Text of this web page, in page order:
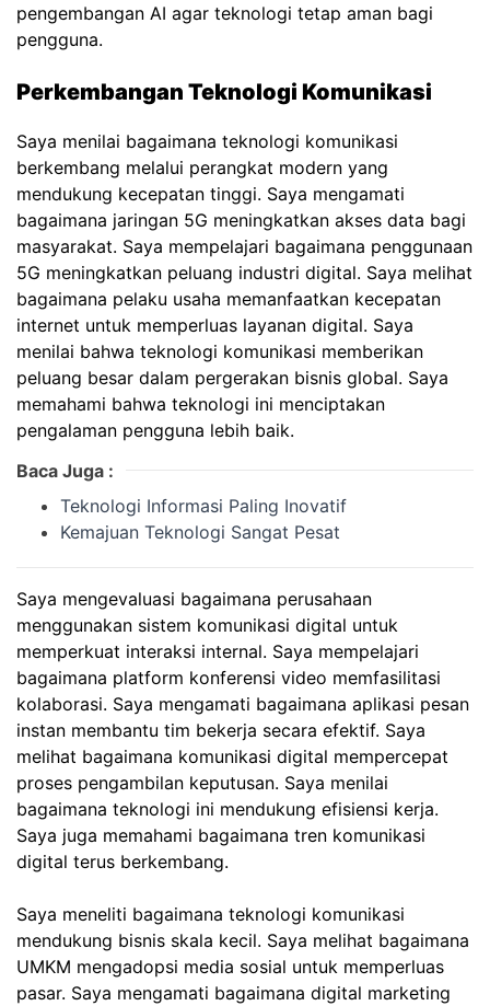
pengembangan AI agar teknologi tetap aman bagi
pengguna.
Perkembangan Teknologi Komunikasi
Saya menilai bagaimana teknologi komunikasi
berkembang melalui perangkat modern yang
mendukung kecepatan tinggi. Saya mengamati
bagaimana jaringan 5G meningkatkan akses data bagi
masyarakat. Saya mempelajari bagaimana penggunaan
5G meningkatkan peluang industri digital. Saya melihat
bagaimana pelaku usaha memanfaatkan kecepatan
internet untuk memperluas layanan digital. Saya
menilai bahwa teknologi komunikasi memberikan
peluang besar dalam pergerakan bisnis global. Saya
memahami bahwa teknologi ini menciptakan
pengalaman pengguna lebih baik.
Baca Juga :
Teknologi Informasi Paling Inovatif
Kemajuan Teknologi Sangat Pesat
Saya mengevaluasi bagaimana perusahaan
menggunakan sistem komunikasi digital untuk
memperkuat interaksi internal. Saya mempelajari
bagaimana platform konferensi video memfasilitasi
kolaborasi. Saya mengamati bagaimana aplikasi pesan
instan membantu tim bekerja secara efektif. Saya
melihat bagaimana komunikasi digital mempercepat
proses pengambilan keputusan. Saya menilai
bagaimana teknologi ini mendukung efisiensi kerja.
Saya juga memahami bagaimana tren komunikasi
digital terus berkembang.
Saya meneliti bagaimana teknologi komunikasi
mendukung bisnis skala kecil. Saya melihat bagaimana
UMKM mengadopsi media sosial untuk memperluas
pasar. Saya mengamati bagaimana digital marketing